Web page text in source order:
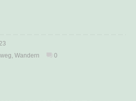
, Wandern 0